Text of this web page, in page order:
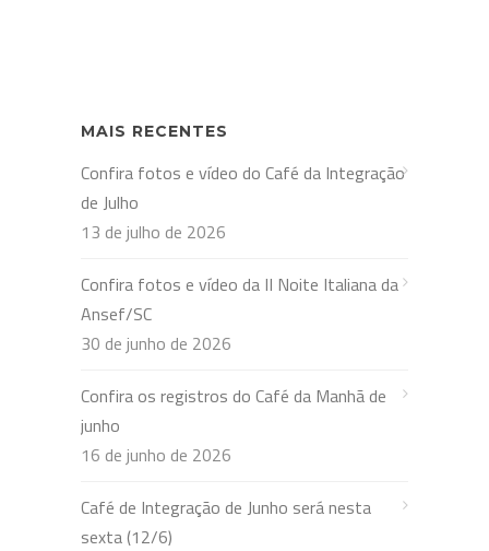
MAIS RECENTES
Confira fotos e vídeo do Café da Integração
de Julho
13 de julho de 2026
Confira fotos e vídeo da II Noite Italiana da
Ansef/SC
30 de junho de 2026
Confira os registros do Café da Manhã de
junho
16 de junho de 2026
Café de Integração de Junho será nesta
sexta (12/6)